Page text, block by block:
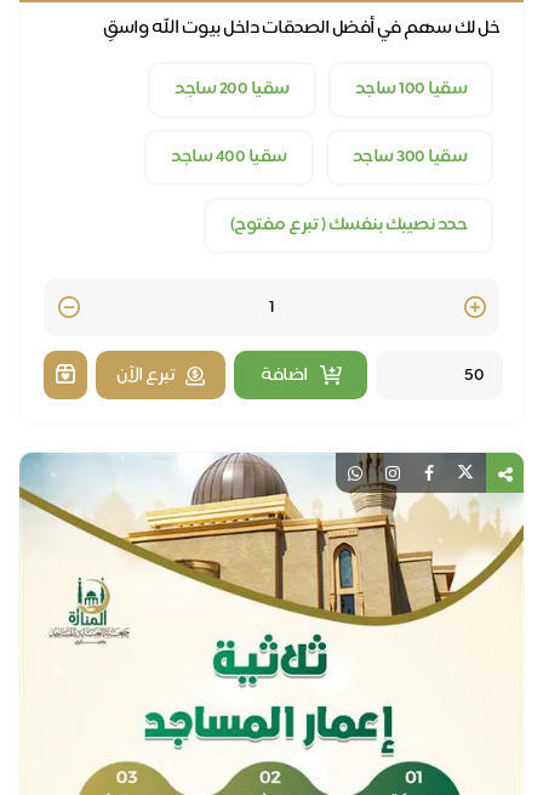
خل لك سهم في أفضل الصدقات داخل بيوت الله واسقِ
سقيا 100 ساجد
سقيا 200 ساجد
سقيا 300 ساجد سقيا 400 ساجد
حدد نصيبك بنفسك ( تبرع مفتوح)
Quantity
اضافة
تبرع الآن